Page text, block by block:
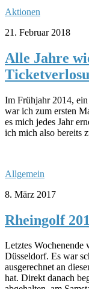
Aktionen
21. Februar 2018
Alle Jahre
Im Frühjahr 2014, ein
war ich zum ersten
es mich jedes Jahr
ich mich also bereits
Allgemein
8. März 2017
Rheingolf
Letztes
Düsseldorf. Es war
ausgerechnet an
hat. Direkt danach